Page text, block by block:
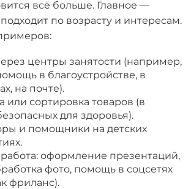
всё больше. Главное —
по возрасту и интересам.
центры занятости (например,
в благоустройстве, в
на почте).
или сортировка товаров (в
для здоровья).
и помощники на детских
оформление презентаций,
фото, помощь в соцсетях
фриланс).